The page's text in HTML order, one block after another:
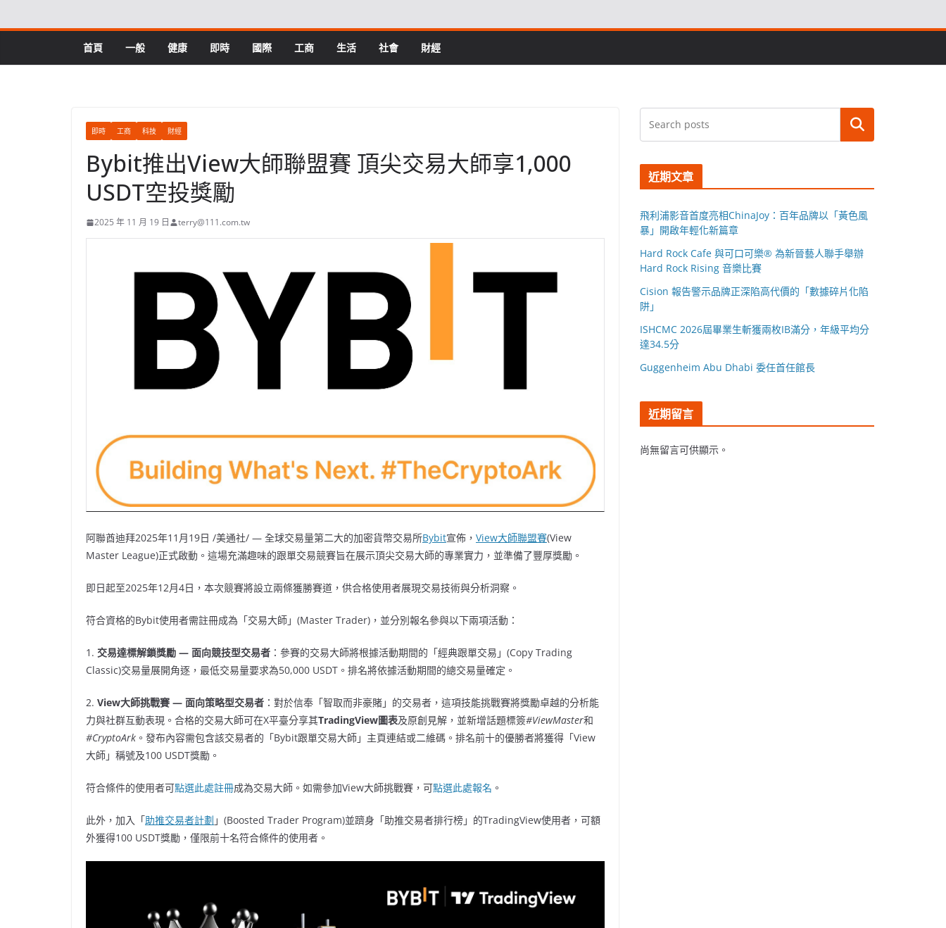
to
首頁 一般 健康 即時 國際 工商 生活 社會 財經
即時 工商 科技 財經
Bybit推出View大師聯盟賽 頂尖交易大師享1,000
USDT空投獎勵
2025 年 11 月 19 日 terry@111.com.tw
阿聯酋迪拜2025年11月19日 /美通社/ — 全球交易量第二大的加密貨幣交易所Bybit宣佈， View大師聯盟賽(View
Master League)正式啟動。這場充滿趣味的跟單交易競賽旨在展示頂尖交易大師的專業實力，並準備了豐厚獎勵。
即日起至2025年12月4日，本次競賽將設立兩條獲勝賽道，供合格使用者展現交易技術與分析洞察。
符合資格的Bybit使用者需註冊成為「交易大師」(Master Trader)，並分別報名參與以下兩項活動：
1. 交易達標解鎖獎勵 — 面向競技型交易者 ：參賽的交易大師將根據活動期間的「經典跟單交易」(Copy Trading
Classic)交易量展開角逐，最低交易量要求為50,000 USDT。排名將依據活動期間的總交易量確定。
2. View大師挑戰賽 — 面向策略型交易者 ：對於信奉「智取而非豪賭」的交易者，這項技能挑戰賽將獎勵卓越的分析能
力與社群互動表現。合格的交易大師可在X平臺分享其TradingView圖表及原創見解，並新增話題標簽#ViewMaster和
#CryptoArk 。發布內容需包含該交易者的「Bybit跟單交易大師」主頁連結或二維碼。排名前十的優勝者將獲得「View
大師」稱號及100 USDT獎勵。
符合條件的使用者可點選此處註冊成為交易大師。如需參加View大師挑戰賽，可點選此處報名 。
此外，加入「助推交易者計劃 」(Boosted Trader Program)並躋身「助推交易者排行榜」的TradingView使用者，可額
外獲得100 USDT獎勵，僅限前十名符合條件的使用者。
搜尋
近期文章
飛利浦影音首度亮相ChinaJoy：百年品牌以「黃色風
暴」開啟年輕化新篇章
Hard Rock Cafe 與可口可樂® 為新晉藝人聯手舉辦
Hard Rock Rising 音樂比賽
Cision 報告警示品牌正深陷高代價的「數據碎片化陷
阱」
ISHCMC 2026屆畢業生斬獲兩枚IB滿分，年級平均分
達34.5分
Guggenheim Abu Dhabi 委任首任館長
近期留言
尚無留言可供顯示。